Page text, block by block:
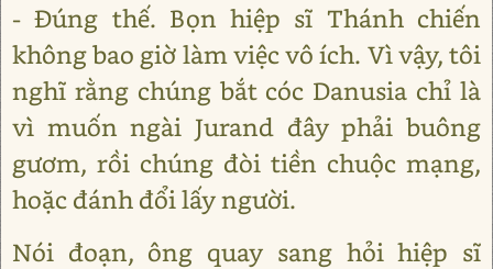
- Đúng thế. Bọn hiệp sĩ Thánh chiến
không bao giờ làm việc vô ích. Vì vậy, tôi
nghĩ rằng chúng bắt cóc Danusia chỉ là
vì muốn ngài Jurand đây phải buông
gươm, rồi chúng đòi tiền chuộc mạng,
hoặc đánh đổi lấy người.
Nói đoạn, ông quay sang hỏi hiệp sĩ